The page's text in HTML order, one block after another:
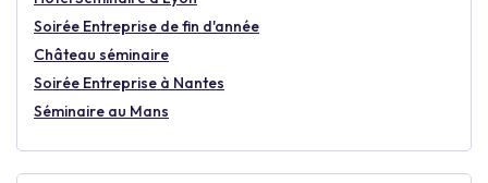
Soirée Entreprise de fin d'année
Château séminaire
Soirée Entreprise à Nantes
Séminaire au Mans